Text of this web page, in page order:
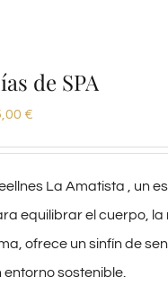
de SPA
€
La Amatista , un
equilibrar el cuerpo, la
ofrece un sinfín de
entorno sostenible.